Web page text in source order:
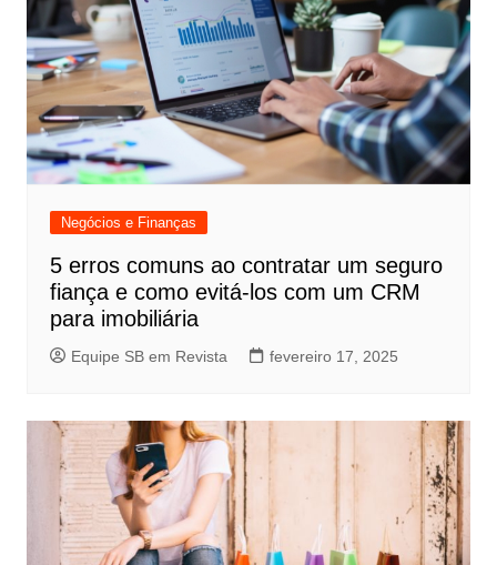
Negócios e Finanças
5 erros comuns ao contratar um seguro
fiança e como evitá-los com um CRM
para imobiliária
Equipe SB em Revista fevereiro 17, 2025